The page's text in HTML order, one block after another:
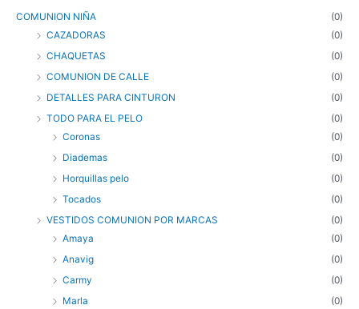
COMUNION NIÑA
(0)
CAZADORAS
(0)
CHAQUETAS
(0)
COMUNION DE CALLE
(0)
DETALLES PARA CINTURON
(0)
TODO PARA EL PELO
(0)
Coronas
(0)
Diademas
(0)
Horquillas pelo
(0)
Tocados
(0)
VESTIDOS COMUNION POR MARCAS
(0)
Amaya
(0)
Anavig
(0)
Carmy
(0)
Marla
(0)